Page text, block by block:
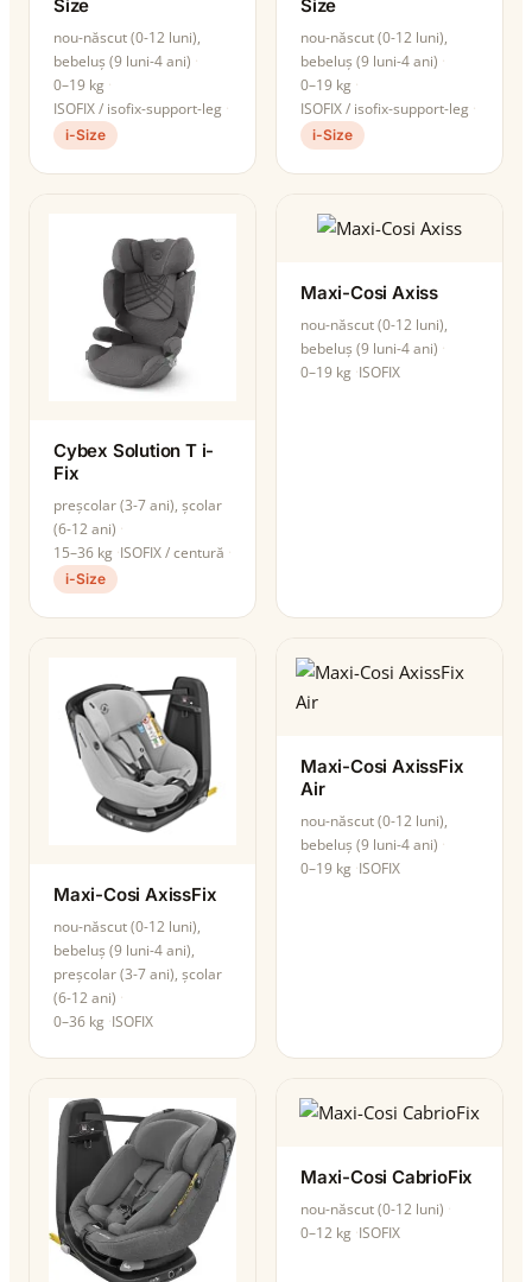
Size
nou-născut (0-12 luni),
bebeluș (9 luni-4 ani)
0–19 kg
ISOFIX / isofix-support-leg
i-Size
Size
nou-născut (0-12 luni),
bebeluș (9 luni-4 ani)
0–19 kg
ISOFIX / isofix-support-leg
i-Size
Cybex Solution T i-
Fix
preșcolar (3-7 ani), școlar
(6-12 ani)
15–36 kg ISOFIX / centură
i-Size
Maxi-Cosi Axiss
nou-născut (0-12 luni),
bebeluș (9 luni-4 ani)
0–19 kg ISOFIX
Maxi-Cosi AxissFix
nou-născut (0-12 luni),
bebeluș (9 luni-4 ani),
preșcolar (3-7 ani), școlar
(6-12 ani)
0–36 kg ISOFIX
Maxi-Cosi AxissFix
Air
nou-născut (0-12 luni),
bebeluș (9 luni-4 ani)
0–19 kg ISOFIX
Maxi-Cosi CabrioFix
nou-născut (0-12 luni)
0–12 kg ISOFIX